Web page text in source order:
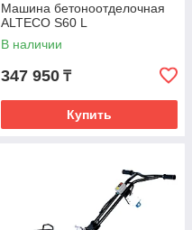
Машина бетоноотделочная
ALTECO S60 L
В наличии
347 950 ₸
Купить